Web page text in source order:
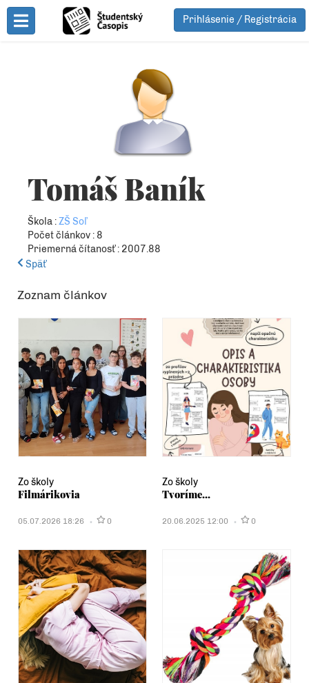
Toggle Menu
Prihlásenie / Registrácia
Tomáš Baník
Škola :ZŠ Soľ
Počet článkov : 8
Priemerná čítanosť : 2007.88
Späť
Zoznam článkov
Zo školy
Filmárikovia
05.07.2026 18:26 0
Zo školy
Tvoríme...
20.06.2025 12:00 0